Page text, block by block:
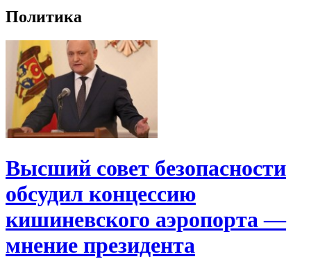
Политика
Высший совет безопасности
обсудил концессию
кишиневского аэропорта —
мнение президента